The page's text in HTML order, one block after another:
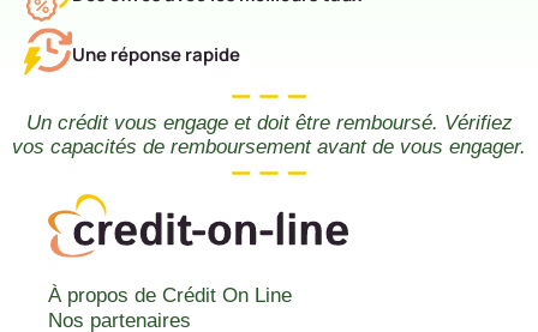
Une réponse rapide
Un crédit vous engage et doit être remboursé. Vérifiez
vos capacités de remboursement avant de vous engager.
À propos de Crédit On Line
Nos partenaires